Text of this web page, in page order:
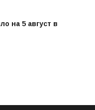
на 5 август в